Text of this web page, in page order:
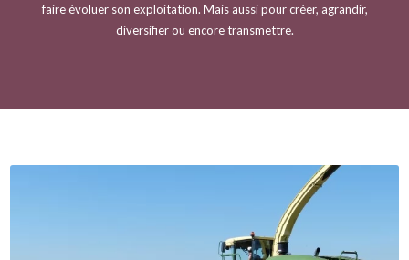
faire évoluer son exploitation. Mais aussi pour créer, agrandir,
diversifier ou encore transmettre.